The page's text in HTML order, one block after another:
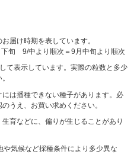
届け時期を表しています。
旬 9/中より順次＝9月中旬より順次
て表示しています。実際の粒数と多少
は播種できない種子があります。必
うえ、お買い求めください。
育などに、偏りが生じることがあり
気候など採種条件により多少異な